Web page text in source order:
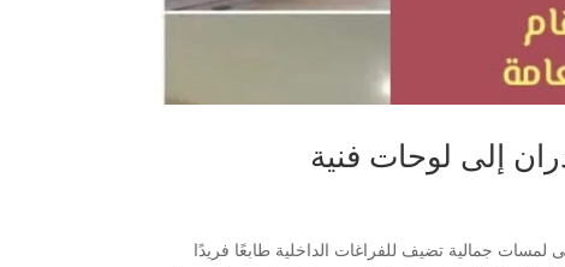
إلى لوحات فنية
جمالية تضيف للفراغات الداخلية طابعًا فريدًا